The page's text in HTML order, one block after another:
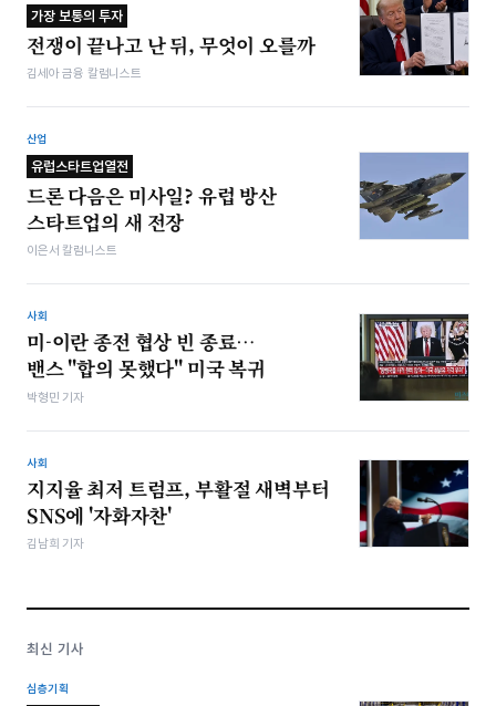
가장 보통의 투자
전쟁이 끝나고 난 뒤, 무엇이 오를까
김세아 금융 칼럼니스트
산업
유럽스타트업열전
드론 다음은 미사일? 유럽 방산
스타트업의 새 전장
이은서 칼럼니스트
사회
미-이란 종전 협상 빈 종료…
밴스 "합의 못했다" 미국 복귀
박형민 기자
사회
지지율 최저 트럼프, 부활절 새벽부터
SNS에 '자화자찬'
김남희 기자
최신 기사
심층기획